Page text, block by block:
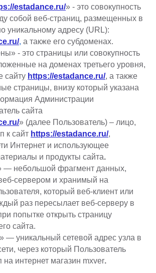
estadance.ru/» - это совокупность
собой веб-страниц, размещенных в
уникальному адресу (URL):
, а также его субдоменах.
- это страницы или совокупность
на доменах третьего уровня,
сайту https://estadance.ru/, а также
страницы, внизу который указана
Администрации
сайта
» (далее Пользователь) – лицо,
к сайт https://estadance.ru/,
Интернет и использующее
и продукты сайта.
— небольшой фрагмент данных,
сервером и хранимый на
который веб-клиент или
раз пересылает веб-серверу в
попытке открыть страницу
сайта.
— уникальный сетевой адрес узла в
через который Пользователь
на интернет магазин mxver.